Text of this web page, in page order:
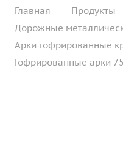
Главная — Продукты
Дорожные
Арки гофрированные
Гофрированные арки